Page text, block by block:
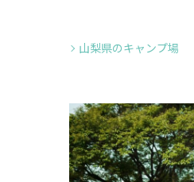
山梨県のキャンプ場